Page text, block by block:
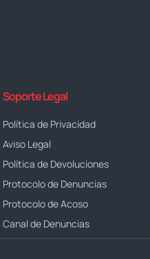
Soporte Legal
Política de Privacidad
Aviso Legal
Política de Devoluciones
Protocolo de Denuncias
Protocolo de Acoso
Canal de Denuncias